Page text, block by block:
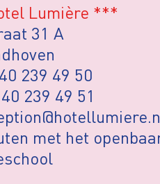
Lumière ***
31 A
239 49 50
239 49 51
met het